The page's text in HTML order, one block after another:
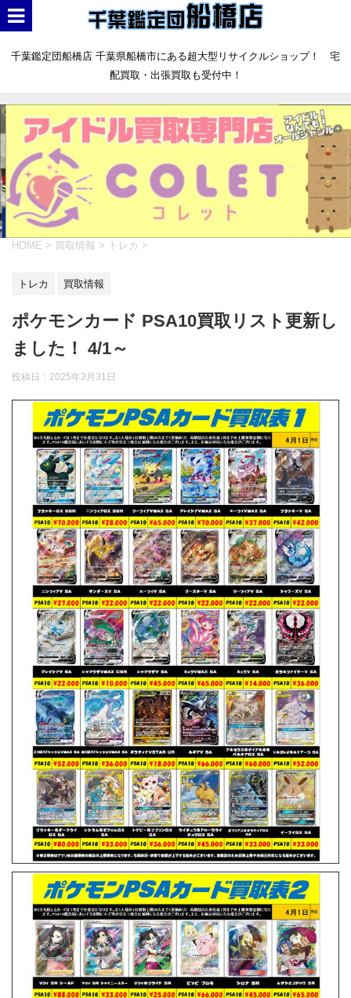
千葉鑑定団船橋店 千葉県船橋市にある超大型リサイクルショップ！ 宅
配買取・出張買取も受付中！
HOME > 買取情報 > トレカ >
トレカ 買取情報
ポケモンカード PSA10買取リスト更新し
ました！ 4/1～
投稿日： 2025年3月31日